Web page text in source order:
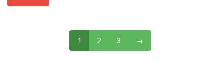
1 2 3 →